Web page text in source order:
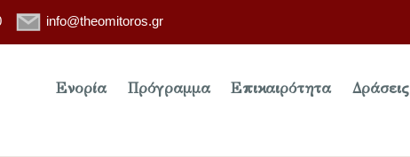
info@theomitoros.gr
Ενορία Πρόγραμμα Επικαιρότητα Δράσεις